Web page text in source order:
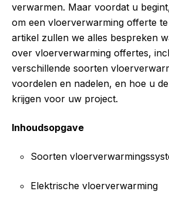
verwarmen. Maar voordat u
om een vloerverwarming offerte
artikel zullen we alles bespreken
over vloerverwarming offertes,
verschillende soorten
voordelen en nadelen, en hoe u
krijgen voor uw project.
Inhoudsopgave
Soorten
Elektrische vloerverwarming